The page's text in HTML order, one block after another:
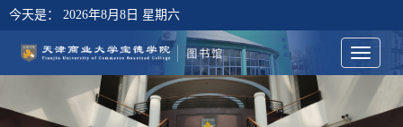
今天是： 2026年8月8日 星期六